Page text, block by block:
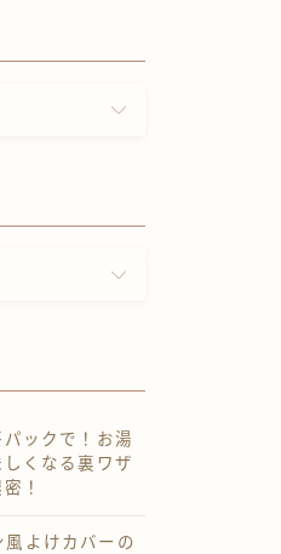
パックで！お湯
くなる裏ワザ
！
風よけカバーの